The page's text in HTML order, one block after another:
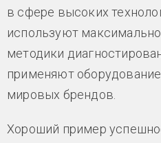
в сфере высоких
используют
методики
применяют
мировых брендов.
Хороший пример